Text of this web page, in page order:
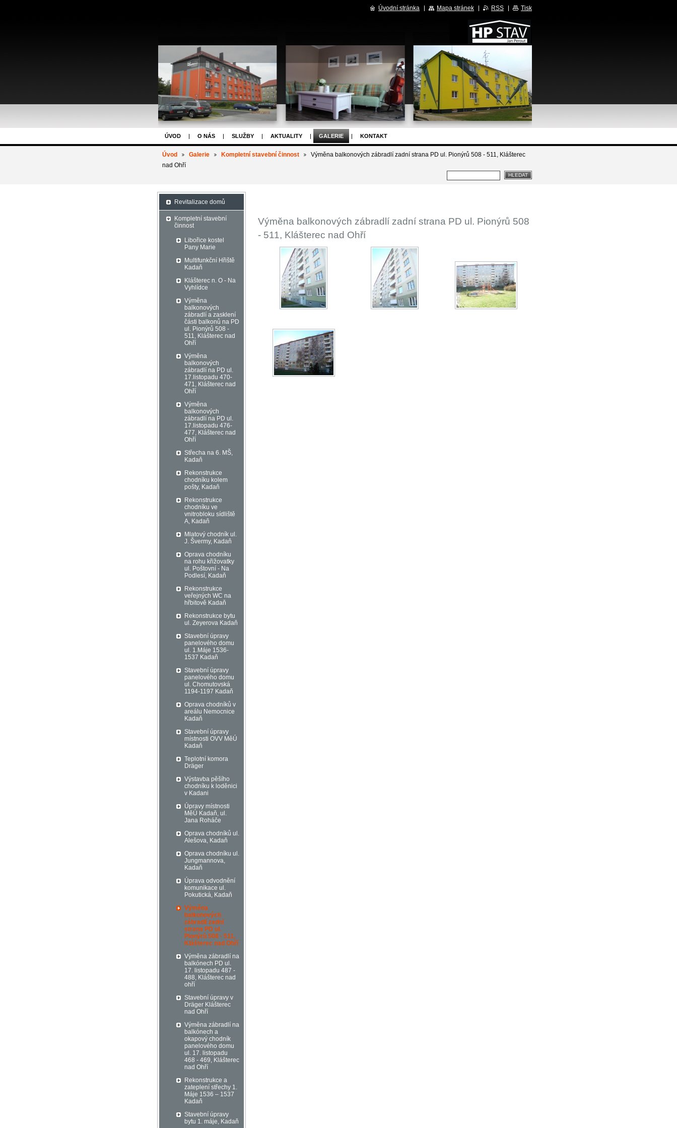
ÚVOD O NÁS SLUŽBY AKTUALITY GALERIE KONTAKT
Úvod Galerie Kompletní stavební činnost
Výměna balkonových zábradlí zadní strana PD ul. Pionýrů 508 - 511, Klášterec
nad Ohří
Výměna balkonových zábradlí zadní strana PD ul. Pionýrů 508
- 511, Klášterec nad Ohří
Revitalizace domů
Kompletní stavební
činnost
Libořice kostel
Pany Marie
Multifunkční Hřiště
Kadaň
Klášterec n. O - Na
Vyhlídce
Výměna
balkonových
zábradlí a zasklení
části balkonů na PD
ul. Pionýrů 508 -
511, Klášterec nad
Ohří
Výměna
balkonových
zábradlí na PD ul.
17.listopadu 470-
471, Klášterec nad
Ohří
Výměna
balkonových
zábradlí na PD ul.
17.listopadu 476-
477, Klášterec nad
Ohří
Střecha na 6. MŠ,
Kadaň
Rekonstrukce
chodníku kolem
pošty, Kadaň
Rekonstrukce
chodníku ve
vnitrobloku sídliště
A, Kadaň
Mlatový chodník ul.
J. Švermy, Kadaň
Oprava chodníku
na rohu křižovatky
ul. Poštovní - Na
Podlesí, Kadaň
Rekonstrukce
veřejných WC na
hřbitově Kadaň
Rekonstrukce bytu
ul. Zeyerova Kadaň
Stavební úpravy
panelového domu
ul. 1.Máje 1536-
1537 Kadaň
Stavební úpravy
panelového domu
ul. Chomutovská
1194-1197 Kadaň
Oprava chodníků v
areálu Nemocnice
Kadaň
Stavební úpravy
místnosti OVV MěÚ
Kadaň
Teplotní komora
Dräger
Výstavba pěšího
chodníku k loděnici
v Kadani
Úpravy místnosti
MěÚ Kadaň, ul.
Jana Roháče
Oprava chodníků ul.
Alešova, Kadaň
Oprava chodníku ul.
Jungmannova,
Kadaň
Úprava odvodnění
komunikace ul.
Pokutická, Kadaň
Výměna
balkonových
zábradlí zadní
strana PD ul.
Pionýrů 508 - 511,
Klášterec nad Ohří
Výměna zábradlí na
balkónech PD ul.
17. listopadu 487 -
488, Klášterec nad
ohří
Stavební úpravy v
Dräger Klášterec
nad Ohří
Výměna zábradlí na
balkónech a
okapový chodník
panelového domu
ul. 17. listopadu
468 - 469, Klášterec
nad Ohří
Rekonstrukce a
zateplení střechy 1.
Máje 1536 – 1537
Kadaň
Stavební úpravy
bytu 1. máje, Kadaň
Úvodní stránka Mapa stránek RSS Tisk